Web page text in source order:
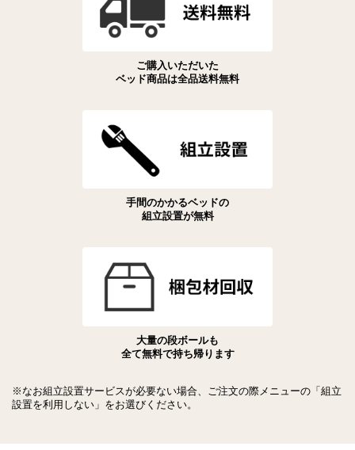
ご購入いただいた
ベッド商品は全品送料無料
手間のかかるベッドの
組立設置が無料
大量の段ボールも
全て無料で持ち帰ります
※なお組立設置サービスが必要ない場合、ご注文の際メニューの「組立
設置を利用しない」をお選びください。